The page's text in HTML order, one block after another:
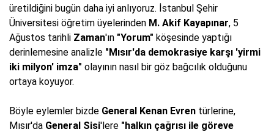
üretildiğini bugün daha iyi anlıyoruz. İstanbul Şehir
Üniversitesi öğretim üyelerinden M. Akif Kayapınar, 5
Ağustos tarihli Zaman'ın "Yorum" köşesinde yaptığı
derinlemesine analizle "Mısır'da demokrasiye karşı 'yirmi
iki milyon' imza" olayının nasıl bir göz bağcılık olduğunu
ortaya koyuyor.
Böyle eylemler bizde General Kenan Evren türlerine,
Mısır'da General Sisi'lere "halkın çağrısı ile göreve